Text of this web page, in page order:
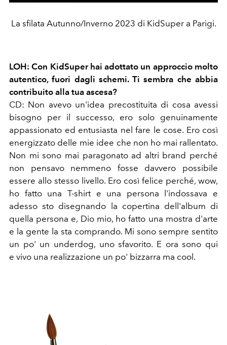
La sfilata Autunno/Inverno 2023 di KidSuper a Parigi.
LOH: Con KidSuper hai adottato un approccio molto
autentico, fuori dagli schemi. Ti sembra che abbia
contribuito alla tua ascesa?
CD: Non avevo un'idea precostituita di cosa avessi
bisogno per il successo, ero solo genuinamente
appassionato ed entusiasta nel fare le cose. Ero così
energizzato delle mie idee che non ho mai rallentato.
Non mi sono mai paragonato ad altri brand perché
non pensavo nemmeno fosse davvero possibile
essere allo stesso livello. Ero così felice perché, wow,
ho fatto una T-shirt e una persona l'indossava e
adesso sto disegnando la copertina dell'album di
quella persona e, Dio mio, ho fatto una mostra d'arte
e la gente la sta comprando. Mi sono sempre sentito
un po' un underdog, uno sfavorito. E ora sono qui
e vivo una realizzazione un po' bizzarra ma cool.